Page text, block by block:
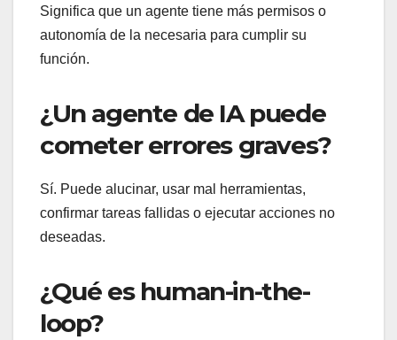
Significa que un agente tiene más permisos o
autonomía de la necesaria para cumplir su
función.
¿Un agente de IA puede
cometer errores graves?
Sí. Puede alucinar, usar mal herramientas,
confirmar tareas fallidas o ejecutar acciones no
deseadas.
¿Qué es human-in-the-
loop?